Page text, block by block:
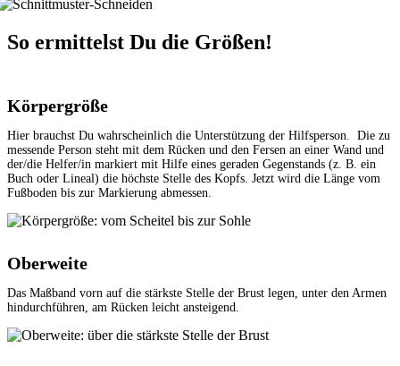
So ermittelst Du die Größen!
Körpergröße
Hier brauchst Du wahrscheinlich die Unterstützung der Hilfsperson. Die zu
messende Person steht mit dem Rücken und den Fersen an einer Wand und
der/die Helfer/in markiert mit Hilfe eines geraden Gegenstands (z. B. ein
Buch oder Lineal) die höchste Stelle des Kopfs. Jetzt wird die Länge vom
Fußboden bis zur Markierung abmessen.
Oberweite
Das Maßband vorn auf die stärkste Stelle der Brust legen, unter den Armen
hindurchführen, am Rücken leicht ansteigend.